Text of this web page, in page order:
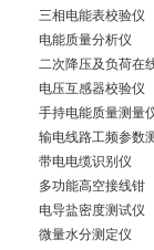
三相电能表校验仪
电能质量分析仪
二次降压及负荷在
电压互感器校验仪
手持电能质量测量
输电线路工频参数
带电电缆识别仪
多功能高空接线钳
电导盐密度测试仪
微量水分测定仪